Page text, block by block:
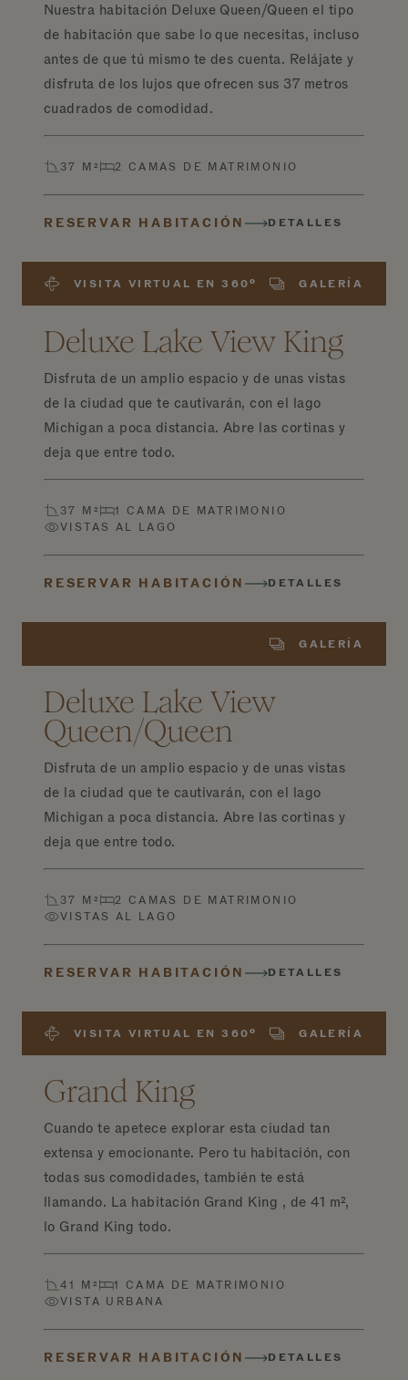
Nuestra habitación Deluxe Queen/Queen el tipo
de habitación que sabe lo que necesitas, incluso
antes de que tú mismo te des cuenta. Relájate y
disfruta de los lujos que ofrecen sus 37 metros
cuadrados de comodidad.
37 M² 2 CAMAS DE MATRIMONIO
RESERVAR HABITACIÓN DETALLES
VISITA VIRTUAL EN 360º GALERÍA
Deluxe Lake View King
Disfruta de un amplio espacio y de unas vistas
de la ciudad que te cautivarán, con el lago
Michigan a poca distancia. Abre las cortinas y
deja que entre todo.
37 M²
1 CAMA DE MATRIMONIO
VISTAS AL LAGO
RESERVAR HABITACIÓN DETALLES
GALERÍA
Deluxe Lake View
Queen/Queen
Disfruta de un amplio espacio y de unas vistas
de la ciudad que te cautivarán, con el lago
Michigan a poca distancia. Abre las cortinas y
deja que entre todo.
37 M²
2 CAMAS DE MATRIMONIO
VISTAS AL LAGO
RESERVAR HABITACIÓN DETALLES
VISITA VIRTUAL EN 360º GALERÍA
Grand King
Cuando te apetece explorar esta ciudad tan
extensa y emocionante. Pero tu habitación, con
todas sus comodidades, también te está
llamando. La habitación Grand King , de 41 m²,
lo Grand King todo.
41 M²
1 CAMA DE MATRIMONIO
VISTA URBANA
RESERVAR HABITACIÓN DETALLES